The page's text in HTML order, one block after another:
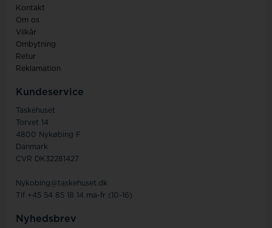
Kontakt
Om os
Vilkår
Ombytning
Retur
Reklamation
Kundeservice
Taskehuset
Torvet 14
4800 Nykøbing F
Danmark
CVR DK32281427
Nykobing@taskehuset.dk
Tlf +45 54 85 18 14 ma-fr (10-16)
Nyhedsbrev